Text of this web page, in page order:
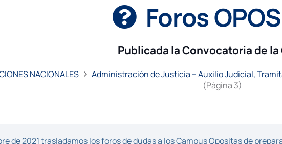
Foros
Publicada la Convocatoria de la
NACIONALES Administración de Justicia – Auxilio Judicial,
(Página 3)
de 2021 trasladamos los foros de dudas a los Campus Opositas de